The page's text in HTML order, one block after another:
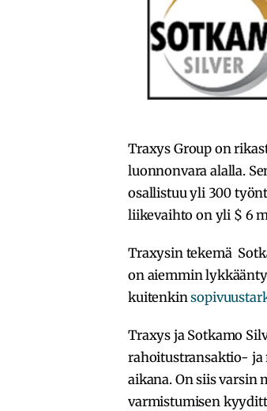
Traxys Group on
luonnonvara alalla.
osallistuu yli 300
liikevaihto on yli $ 6
Traxysin tekemä
on aiemmin
kuitenkin
Traxys ja Sotkamo
rahoitustransaktio- ja
aikana. On siis varsin
varmistumisen